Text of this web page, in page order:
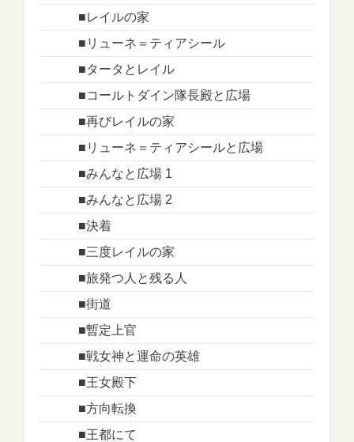
■レイルの家
■リューネ＝ティアシール
■タータとレイル
■コールトダイン隊長殿と広場
■再びレイルの家
■リューネ＝ティアシールと広場
■みんなと広場 1
■みんなと広場 2
■決着
■三度レイルの家
■旅発つ人と残る人
■街道
■暫定上官
■戦女神と運命の英雄
■王女殿下
■方向転換
■王都にて